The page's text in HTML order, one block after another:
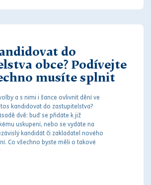
do
obce? Podívejte
musíte splnit
a s nimi i šance ovlivnit dění ve
kandidovat do zastupitelstva?
dvě: buď se přidáte k již
uskupení, nebo se vydáte na
kandidát či zakladatel nového
Co všechno byste měli o takové